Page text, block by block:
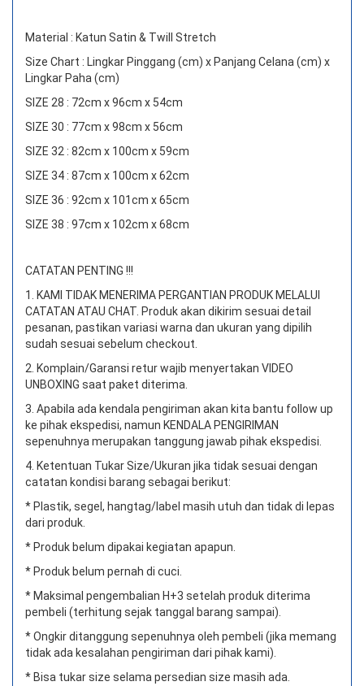
Material : Katun Satin & Twill Stretch
Size Chart : Lingkar Pinggang (cm) x Panjang Celana (cm) x
Lingkar Paha (cm)
SIZE 28 : 72cm x 96cm x 54cm
SIZE 30 : 77cm x 98cm x 56cm
SIZE 32 : 82cm x 100cm x 59cm
SIZE 34 : 87cm x 100cm x 62cm
SIZE 36 : 92cm x 101cm x 65cm
SIZE 38 : 97cm x 102cm x 68cm
CATATAN PENTING !!!
1. KAMI TIDAK MENERIMA PERGANTIAN PRODUK MELALUI
CATATAN ATAU CHAT. Produk akan dikirim sesuai detail
pesanan, pastikan variasi warna dan ukuran yang dipilih
sudah sesuai sebelum checkout.
2. Komplain/Garansi retur wajib menyertakan VIDEO
UNBOXING saat paket diterima.
3. Apabila ada kendala pengiriman akan kita bantu follow up
ke pihak ekspedisi, namun KENDALA PENGIRIMAN
sepenuhnya merupakan tanggung jawab pihak ekspedisi.
4. Ketentuan Tukar Size/Ukuran jika tidak sesuai dengan
catatan kondisi barang sebagai berikut:
* Plastik, segel, hangtag/label masih utuh dan tidak di lepas
dari produk.
* Produk belum dipakai kegiatan apapun.
* Produk belum pernah di cuci.
* Maksimal pengembalian H+3 setelah produk diterima
pembeli (terhitung sejak tanggal barang sampai).
* Ongkir ditanggung sepenuhnya oleh pembeli (jika memang
tidak ada kesalahan pengiriman dari pihak kami).
* Bisa tukar size selama persedian size masih ada.